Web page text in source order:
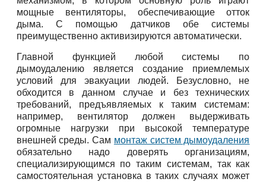
мощные вентиляторы, обеспечивающие отток
дыма. С помощью датчиков обе системы
преимущественно активизируются автоматически.
Главной функцией любой системы по
дымоудалению является создание приемлемых
условий для эвакуации людей. Безусловно, не
обходится в данном случае и без технических
требований, предъявляемых к таким системам:
например, вентилятор должен выдерживать
огромные нагрузки при высокой температуре
внешней среды. Сам монтаж систем дымоудаления
обязательно надо доверять организациям,
специализирующимся по таким системам, так как
самостоятельная установка в таких случаях может